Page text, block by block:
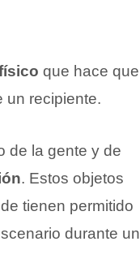
que hace que
un recipiente.
de la gente y de
. Estos objetos
tienen permitido
durante un